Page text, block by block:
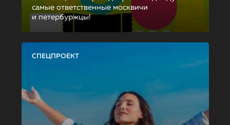
самые ответственные москвичи
и петербуржцы!
СПЕЦПРОЕКТ